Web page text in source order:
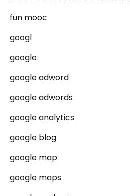
fun mooc
googl
google
google adword
google adwords
google analytics
google blog
google map
google maps